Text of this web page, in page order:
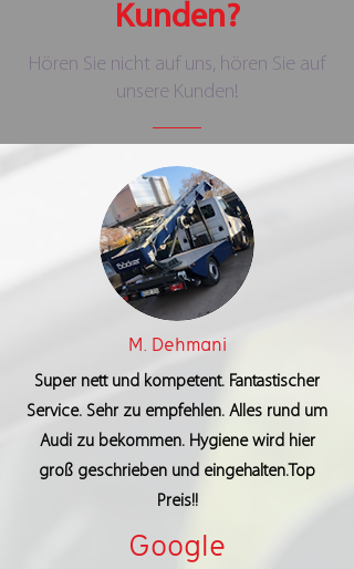
Kunden?
Hören Sie nicht auf uns, hören Sie auf
unsere Kunden!
M. Dehmani
Super nett und kompetent. Fantastischer
Service. Sehr zu empfehlen. Alles rund um
Audi zu bekommen. Hygiene wird hier
groß geschrieben und eingehalten.Top
Preis!!
Google